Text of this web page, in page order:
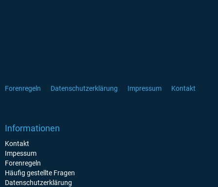
Forenregeln Datenschutzerklärung Impressum Kontakt
Informationen
Kontakt
Impessum
Forenregeln
Häufig gestellte Fragen
Datenschutzerklärung